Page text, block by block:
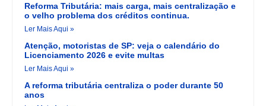
Reforma Tributária: mais carga, mais centralização e
o velho problema dos créditos continua.
Ler Mais Aqui »
Atenção, motoristas de SP: veja o calendário do
Licenciamento 2026 e evite multas
Ler Mais Aqui »
A reforma tributária centraliza o poder durante 50
anos